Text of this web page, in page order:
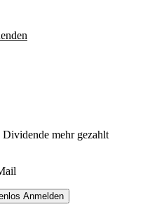
mehr gezahlt
Anmelden